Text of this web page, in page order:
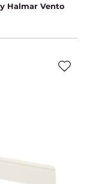
Halmar Vento